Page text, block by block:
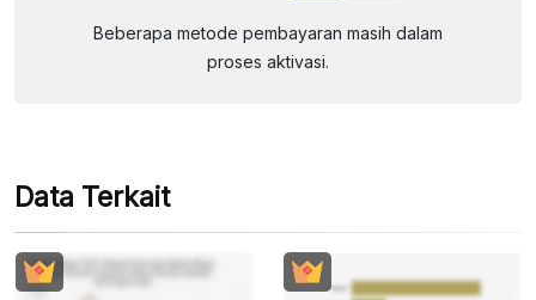
Beberapa metode pembayaran masih dalam
proses aktivasi.
Data Terkait